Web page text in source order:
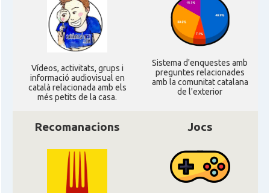
CAMON Catalans a Leeds - Uk
CAMON Catalans a LEICESTER
CAMON Catalans a Lincoln
CAMON CATALANS A LONDON - Londres
CAMON CATALANS A MANCHESTER
Ví­deos, activitats, grups i
informació audiovisual en
català relacionada amb els
més petits de la casa.
Sistema d'enquestes amb
preguntes relacionades
amb la comunitat catalana
de l'exterior
Recomanacions Jocs